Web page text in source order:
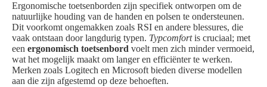
Ergonomische toetsenborden zijn specifiek ontworpen om de
natuurlijke houding van de handen en polsen te ondersteunen.
Dit voorkomt ongemakken zoals RSI en andere blessures, die
vaak ontstaan door langdurig typen. Typcomfortis cruciaal; met
een ergonomisch toetsenbord voelt men zich minder vermoeid,
wat het mogelijk maakt om langer en efficiënter te werken.
Merken zoals Logitech en Microsoft bieden diverse modellen
aan die zijn afgestemd op deze behoeften.